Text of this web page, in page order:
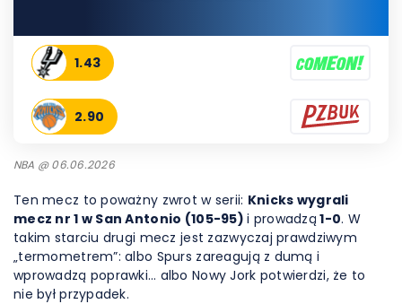
1.43
2.90
NBA @ 06.06.2026
Ten mecz to poważny zwrot w serii: Knicks wygrali
mecz nr 1 w San Antonio (105-95)i prowadzą 1-0. W
takim starciu drugi mecz jest zazwyczaj prawdziwym
„termometrem”: albo Spurs zareagują z dumą i
wprowadzą poprawki… albo Nowy Jork potwierdzi, że to
nie był przypadek.